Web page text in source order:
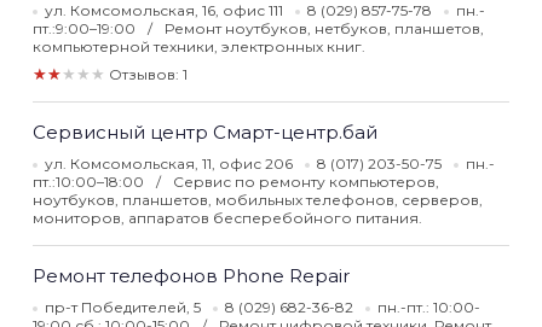
ул. Комсомольская, 16, офис 111 8 (029) 857-75-78
пн.-
пт.:9:00–19:00
Ремонт ноутбуков, нетбуков, планшетов,
компьютерной техники, электронных книг.
★★★★★ Отзывов: 1
Сервисный центр Смарт-центр.бай
ул. Комсомольская, 11, офис 206 8 (017) 203-50-75
пн.-
пт.:10:00–18:00
Сервис по ремонту компьютеров,
ноутбуков, планшетов, мобильных телефонов, серверов,
мониторов, аппаратов бесперебойного питания.
Ремонт телефонов Phone Repair
пр-т Победителей, 5 8 (029) 682-36-82
пн.-пт.: 10:00-